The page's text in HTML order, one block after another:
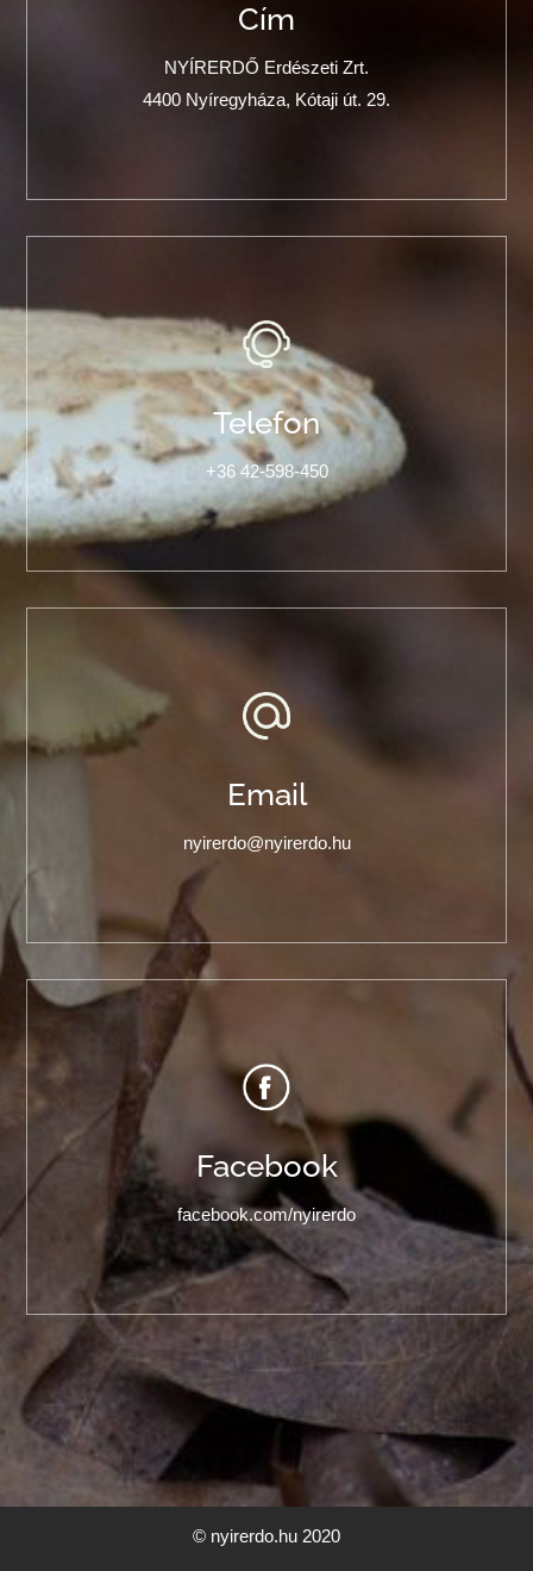
Cím
NYÍRERDŐ Erdészeti Zrt.
4400 Nyíregyháza, Kótaji út. 29.
Telefon
+36 42-598-450
Email
nyirerdo@nyirerdo.hu
Facebook
facebook.com/nyirerdo
© nyirerdo.hu 2020